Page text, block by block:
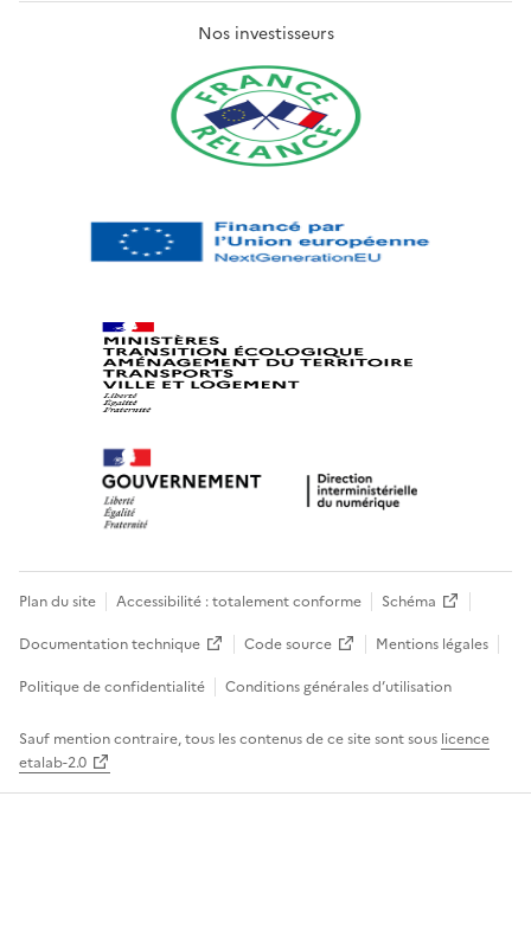
Nos investisseurs
Plan du site Accessibilité : totalement conforme
Schéma
Documentation technique
Code source
Mentions légales
Politique de confidentialité
Conditions générales d’utilisation
Sauf mention contraire, tous les contenus de ce site sont sous licence
etalab-2.0